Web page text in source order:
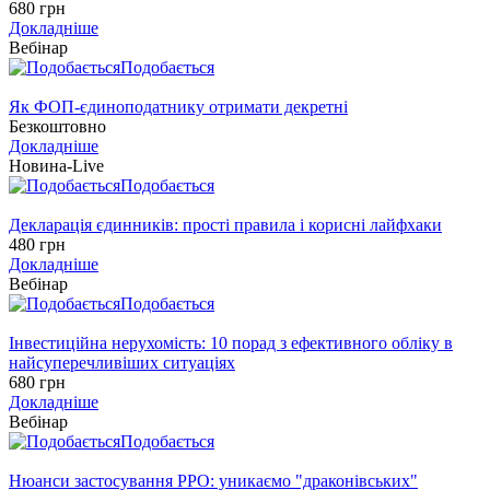
680 грн
Докладніше
Вебінар
Подобається
Як ФОП-єдиноподатнику отримати декретні
Безкоштовно
Докладніше
Новина-Live
Подобається
Декларація єдинників: прості правила і корисні лайфхаки
480 грн
Докладніше
Вебінар
Подобається
Інвестиційна нерухомість: 10 порад з ефективного обліку в
найсуперечливіших ситуаціях
680 грн
Докладніше
Вебінар
Подобається
Нюанси застосування РРО: уникаємо "драконівських"